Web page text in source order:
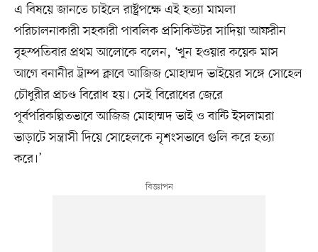
এ বিষয়ে জানতে চাইলে রাষ্ট্রপক্ষে এই হত্যা মামলা
পরিচালনাকারী সহকারী পাবলিক প্রসিকিউটর সাদিয়া আফরীন
বৃহস্পতিবার প্রথম আলোকে বলেন, ‘খুন হওয়ার কয়েক মাস
আগে বনানীর ট্রাম্প ক্লাবে আজিজ মোহাম্মদ ভাইয়ের সঙ্গে সোহেল
চৌধুরীর প্রচণ্ড বিরোধ হয়। সেই বিরোধের জেরে
পূর্বপরিকল্পিতভাবে আজিজ মোহাম্মদ ভাই ও বান্টি ইসলামরা
ভাড়াটে সন্ত্রাসী দিয়ে সোহেলকে নৃশংসভাবে গুলি করে হত্যা
করে।’